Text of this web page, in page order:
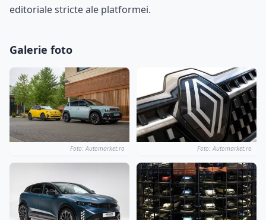
editoriale stricte ale platformei.
Galerie foto
Foto: Automarket.ro Foto: Automarket.ro